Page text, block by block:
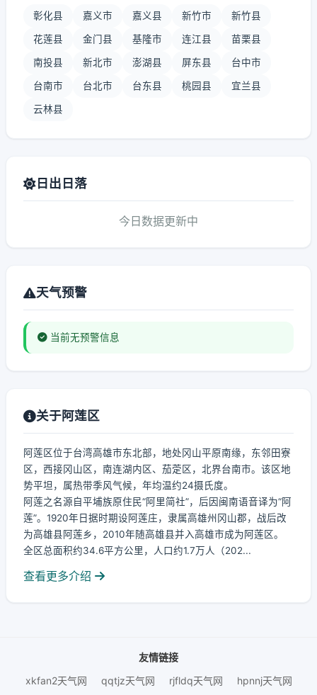
彰化县 嘉义市 嘉义县 新竹市 新竹县
花莲县 金门县 基隆市 连江县 苗栗县
南投县 新北市 澎湖县 屏东县 台中市
台南市 台北市 台东县 桃园县 宜兰县
云林县
日出日落
今日数据更新中
天气预警
当前无预警信息
关于阿莲区
阿莲区位于台湾高雄市东北部，地处冈山平原南缘，东邻田寮
区，西接冈山区，南连湖内区、茄萣区，北界台南市。该区地
势平坦，属热带季风气候，年均温约24摄氏度。
阿莲之名源自平埔族原住民“阿里简社”，后因闽南语音译为“阿
莲”。1920年日据时期设阿莲庄，隶属高雄州冈山郡，战后改
为高雄县阿莲乡，2010年随高雄县并入高雄市成为阿莲区。
全区总面积约34.6平方公里，人口约1.7万人（202...
查看更多介绍
友情链接
xkfan2天气网
qqtjz天气网 rjfldq天气网 hpnnj天气网